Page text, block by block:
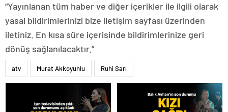
“Yayınlanan tüm haber ve diğer içerikler ile ilgili olarak
yasal bildirimlerinizi bize iletişim sayfası üzerinden
iletiniz. En kısa süre içerisinde bildirimlerinize geri
dönüş sağlanılacaktır.”
atv Murat Akkoyunlu Ruhi Sarı